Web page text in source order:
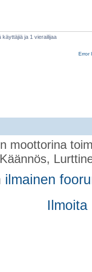
käyttäjiä ja 1 vierailijaa
Error
moottorina
Käännös,
ilmainen